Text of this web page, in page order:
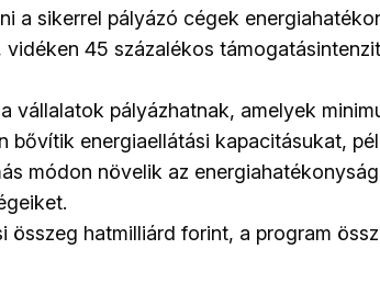
a sikerrel pályázó cégek
45 százalékos
vállalatok pályázhatnak, amelyek
bővítik energiaellátási kapacitásukat,
módon növelik az
összeg hatmilliárd forint, a program